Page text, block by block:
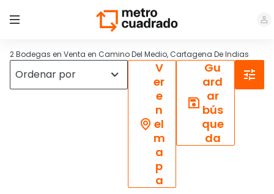
2 Bodegas en Venta en Camino Del Medio, Cartagena De Indias
V
er
e
n
el
m
a
p
a
Gu
ard
ar
bús
que
da